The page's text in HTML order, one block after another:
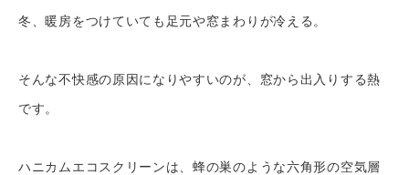
冬、暖房をつけていても足元や窓まわりが冷える。
そんな不快感の原因になりやすいのが、窓から出入りする熱
です。
ハニカムエコスクリーンは、蜂の巣のような六角形の空気層